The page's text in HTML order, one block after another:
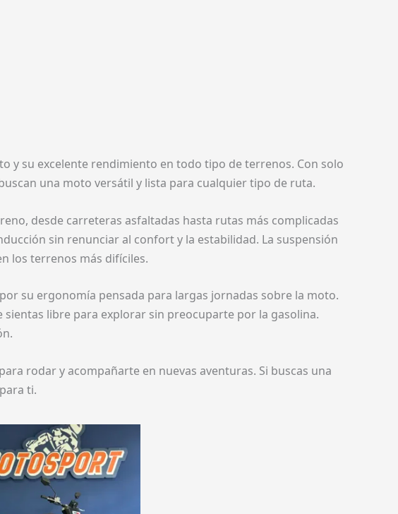
y su excelente rendimiento en todo tipo de terrenos. Con solo
una moto versátil y lista para cualquier tipo de ruta.
desde carreteras asfaltadas hasta rutas más complicadas
sin renunciar al confort y la estabilidad. La suspensión
los terrenos más difíciles.
su ergonomía pensada para largas jornadas sobre la moto.
libre para explorar sin preocuparte por la gasolina.
rodar y acompañarte en nuevas aventuras. Si buscas una
ti.